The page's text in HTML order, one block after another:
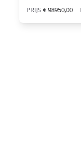
PRIJS € 98950,00